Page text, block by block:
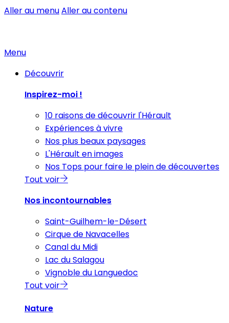
Aller au menuAller au contenu
Menu
Découvrir
Inspirez-moi !
10 raisons de découvrir l'Hérault
Expériences à vivre
Nos plus beaux paysages
L'Hérault en images
Nos Tops pour faire le plein de découvertes
Tout voir
Nos incontournables
Saint-Guilhem-le-Désert
Cirque de Navacelles
Canal du Midi
Lac du Salagou
Vignoble du Languedoc
Tout voir
Nature